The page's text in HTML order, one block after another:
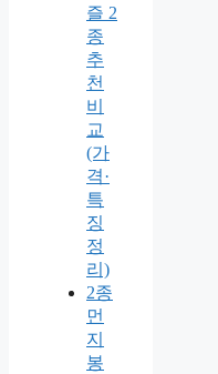
즐 2
종
추
천
비
교
(가
격·
특
징
정
리)
2종
먼
지
봉